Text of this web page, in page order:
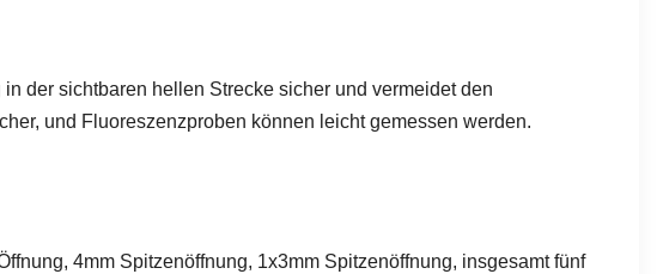
der sichtbaren hellen Strecke sicher und vermeidet den
und Fluoreszenzproben können leicht gemessen werden.
4mm Spitzenöffnung, 1x3mm Spitzenöffnung, insgesamt fünf